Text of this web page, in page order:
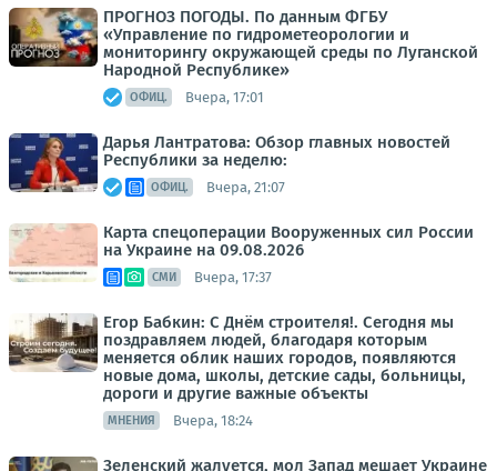
ПРОГНОЗ ПОГОДЫ. По данным ФГБУ
«Управление по гидрометеорологии и
мониторингу окружающей среды по Луганской
Народной Республике»
ОФИЦ. Вчера, 17:01
Дарья Лантратова: Обзор главных новостей
Республики за неделю:
ОФИЦ. Вчера, 21:07
Карта спецоперации Вооруженных сил России
на Украине на 09.08.2026
СМИ Вчера, 17:37
Егор Бабкин: С Днём строителя!. Сегодня мы
поздравляем людей, благодаря которым
меняется облик наших городов, появляются
новые дома, школы, детские сады, больницы,
дороги и другие важные объекты
МНЕНИЯ Вчера, 18:24
Зеленский жалуется, мол Запад мешает Украине